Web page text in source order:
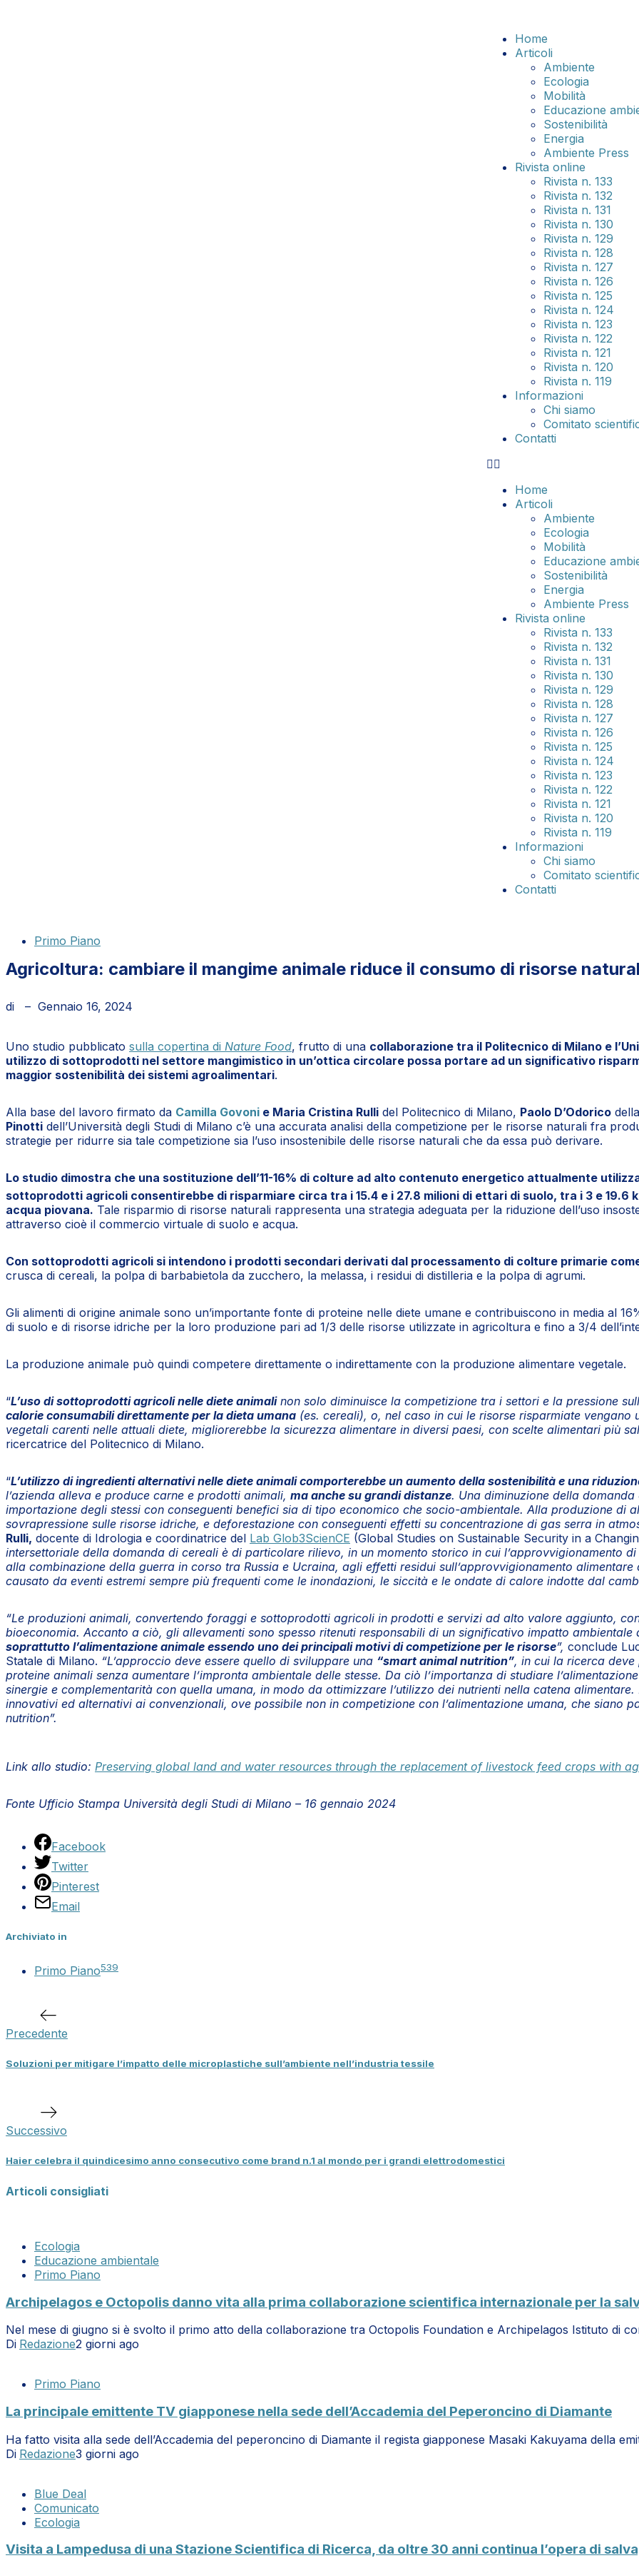
Home
Articoli
Ambiente
Ecologia
Mobilità
Educazione
Sostenibilità
Energia
Ambiente Press
Rivista online
Rivista n. 133
Rivista n. 132
Rivista n. 131
Rivista n. 130
Rivista n. 129
Rivista n. 128
Rivista n. 127
Rivista n. 126
Rivista n. 125
Rivista n. 124
Rivista n. 123
Rivista n. 122
Rivista n. 121
Rivista n. 120
Rivista n. 119
Informazioni
Chi siamo
Comitato
Contatti
Home
Articoli
Ambiente
Ecologia
Mobilità
Educazione
Sostenibilità
Energia
Ambiente Press
Rivista online
Rivista n. 133
Rivista n. 132
Rivista n. 131
Rivista n. 130
Rivista n. 129
Rivista n. 128
Rivista n. 127
Rivista n. 126
Rivista n. 125
Rivista n. 124
Rivista n. 123
Rivista n. 122
Rivista n. 121
Rivista n. 120
Rivista n. 119
Informazioni
Chi siamo
Comitato
Contatti
Primo Piano
Agricoltura: cambiare il mangime animale riduce il consumo di risorse
di – Gennaio 16, 2024
Uno studio pubblicato sulla copertina di Nature Food, frutto di una collaborazione tra il Politecnico di Milano e
utilizzo di sottoprodotti nel settore mangimistico in un’ottica circolare possa portare ad un significativo
maggior sostenibilità dei sistemi agroalimentari.
Alla base del lavoro firmato da Camilla Govoni e Maria Cristina Rulli del Politecnico di Milano, Paolo D’Odorico
Pinotti dell’Università degli Studi di Milano c’è una accurata analisi della competizione per le risorse naturali fra
strategie per ridurre sia tale competizione sia l’uso insostenibile delle risorse naturali che da essa può derivare.
Lo studio dimostra che una sostituzione dell’11-16% di colture ad alto contenuto energetico attualmente
sottoprodotti agricoli consentirebbe di risparmiare circa tra i 15.4 e i 27.8 milioni di ettari di suolo, tra i 3 e 19.6
acqua piovana. Tale risparmio di risorse naturali rappresenta una strategia adeguata per la riduzione dell’uso
attraverso cioè il commercio virtuale di suolo e acqua.
Con sottoprodotti agricoli si intendono i prodotti secondari derivati dal processamento di colture primarie
crusca di cereali, la polpa di barbabietola da zucchero, la melassa, i residui di distilleria e la polpa di agrumi.
Gli alimenti di origine animale sono un’importante fonte di proteine nelle diete umane e contribuiscono in media al
di suolo e di risorse idriche per la loro produzione pari ad 1/3 delle risorse utilizzate in agricoltura e fino a 3/4
La produzione animale può quindi competere direttamente o indirettamente con la produzione alimentare vegetale.
“L’uso di sottoprodotti agricoli nelle diete animalinon solo diminuisce la competizione tra i settori e la pressione
calorie consumabili direttamente per la dieta umana (es. cereali), o, nel caso in cui le risorse risparmiate
vegetali carenti nelle attuali diete, migliorerebbe la sicurezza alimentare in diversi paesi, con scelte alimentari più
ricercatrice del Politecnico di Milano.
“L’utilizzo di ingredienti alternativi nelle diete animali comporterebbe un aumento della sostenibilità e una
l’azienda alleva e produce carne e prodotti animali, ma anche su grandi distanze. Una diminuzione della
importazione degli stessi con conseguenti benefici sia di tipo economico che socio-ambientale. Alla produzione di
sovrapressione sulle risorse idriche, e deforestazione con conseguenti effetti su concentrazione di gas serra in
Rulli, docente di Idrologia e coordinatrice del Lab Glob3ScienCE (Global Studies on Sustainable Security in a
intersettoriale della domanda di cereali è di particolare rilievo, in un momento storico in cui l’approvvigionamento
alla combinazione della guerra in corso tra Russia e Ucraina, agli effetti residui sull’approvvigionamento
causato da eventi estremi sempre più frequenti come le inondazioni, le siccità e le ondate di calore indotte dal
“Le produzioni animali, convertendo foraggi e sottoprodotti agricoli in prodotti e servizi ad alto valore aggiunto,
bioeconomia. Accanto a ciò, gli allevamenti sono spesso ritenuti responsabili di un significativo impatto
soprattutto l’alimentazione animale essendo uno dei principali motivi di competizione per le risorse”, conclude
Statale di Milano. “L’approccio deve essere quello di sviluppare una “smart animal nutrition”, in cui la ricerca
proteine animali senza aumentare l’impronta ambientale delle stesse. Da ciò l’importanza di studiare
sinergie e complementarità con quella umana, in modo da ottimizzare l’utilizzo dei nutrienti nella catena
innovativi ed alternativi ai convenzionali, ove possibile non in competizione con l’alimentazione umana, che siano
nutrition”.
Link allo studio: Preserving global land and water resources through the replacement of livestock feed crops with
Fonte Ufficio Stampa Università degli Studi di Milano – 16 gennaio 2024
Facebook
Twitter
Pinterest
Email
Archiviato in
Primo Piano539
Precedente
Soluzioni per mitigare l’impatto delle microplastiche sull’ambiente nell’industria tessile
Successivo
Haier celebra il quindicesimo anno consecutivo come brand n.1 al mondo per i grandi elettrodomestici
Articoli consigliati
Ecologia
Educazione ambientale
Primo Piano
Archipelagos e Octopolis danno vita alla prima collaborazione scientifica internazionale per la
Nel mese di giugno si è svolto il primo atto della collaborazione tra Octopolis Foundation e Archipelagos Istituto di
Di Redazione2 giorni ago
Primo Piano
La principale emittente TV giapponese nella sede dell’Accademia del Peperoncino di Diamante
Ha fatto visita alla sede dell’Accademia del peperoncino di Diamante il regista giapponese Masaki Kakuyama della
Di Redazione3 giorni ago
Blue Deal
Comunicato
Ecologia
Visita a Lampedusa di una Stazione Scientifica di Ricerca, da oltre 30 anni continua l’opera di